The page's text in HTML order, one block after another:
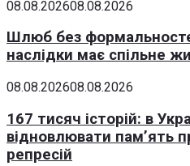
08.08.202608.08.2026
Шлюб без
наслідки має спільне
08.08.202608.08.2026
167 тисяч історій: в
відновлювати пам’ять
репресій